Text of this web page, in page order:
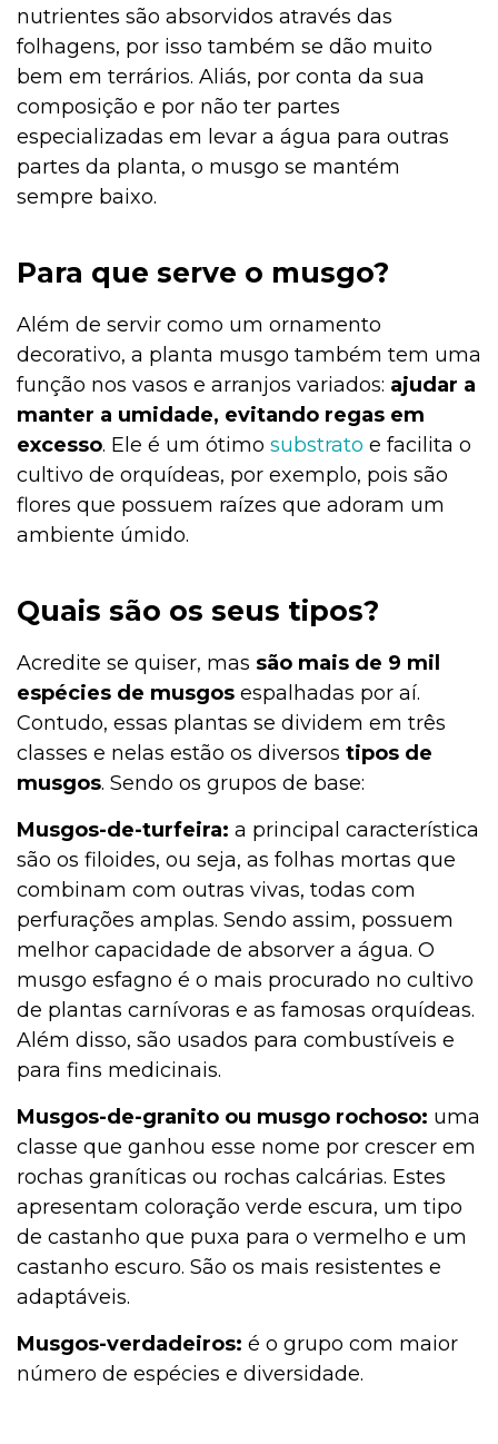
nutrientes são absorvidos através das
folhagens, por isso também se dão muito
bem em terrários. Aliás, por conta da sua
composição e por não ter partes
especializadas em levar a água para outras
partes da planta, o musgo se mantém
sempre baixo.
Para que serve o musgo?
Além de servir como um ornamento
decorativo, a planta musgo também tem uma
função nos vasos e arranjos variados: ajudar a
manter a umidade, evitando regas em
excesso. Ele é um ótimo substrato e facilita o
cultivo de orquídeas, por exemplo, pois são
flores que possuem raízes que adoram um
ambiente úmido.
Quais são os seus tipos?
Acredite se quiser, mas são mais de 9 mil
espécies de musgos espalhadas por aí.
Contudo, essas plantas se dividem em três
classes e nelas estão os diversos tipos de
musgos. Sendo os grupos de base:
Musgos-de-turfeira: a principal característica
são os filoides, ou seja, as folhas mortas que
combinam com outras vivas, todas com
perfurações amplas. Sendo assim, possuem
melhor capacidade de absorver a água. O
musgo esfagno é o mais procurado no cultivo
de plantas carnívoras e as famosas orquídeas.
Além disso, são usados para combustíveis e
para fins medicinais.
Musgos-de-granito ou musgo rochoso: uma
classe que ganhou esse nome por crescer em
rochas graníticas ou rochas calcárias. Estes
apresentam coloração verde escura, um tipo
de castanho que puxa para o vermelho e um
castanho escuro. São os mais resistentes e
adaptáveis.
Musgos-verdadeiros: é o grupo com maior
número de espécies e diversidade.